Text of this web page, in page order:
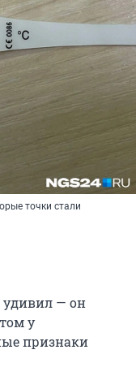
точки стали
удивил — он
у
признаки